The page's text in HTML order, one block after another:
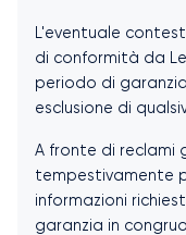
L'eventuale
di conformità da
periodo di
esclusione di
A fronte di reclami
tempestivamente
informazioni
garanzia in